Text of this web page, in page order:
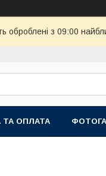
оброблені з 09:00
ТА ОПЛАТА